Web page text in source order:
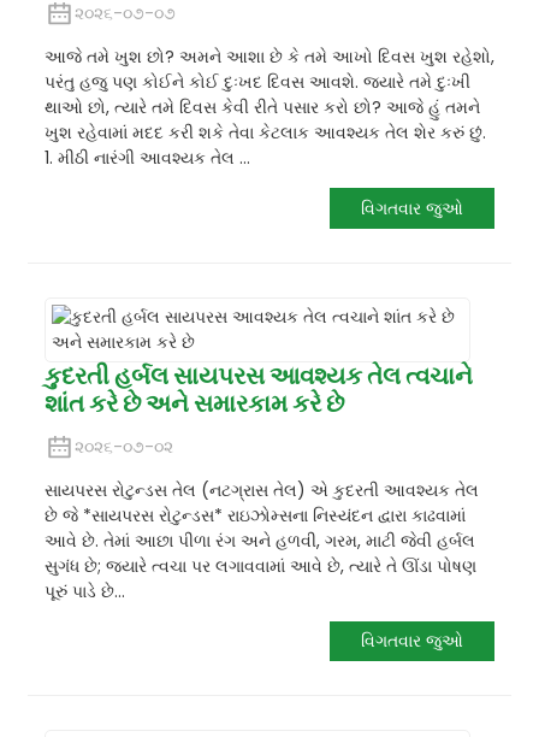
૨૦૨૬-૦૭-૦૭
આજે તમે ખુશ છો? અમને આશા છે કે તમે આખો દિવસ ખુશ રહેશો,
પરંતુ હજુ પણ કોઈને કોઈ દુઃખદ દિવસ આવશે. જ્યારે તમે દુઃખી
થાઓ છો, ત્યારે તમે દિવસ કેવી રીતે પસાર કરો છો? આજે હું તમને
ખુશ રહેવામાં મદદ કરી શકે તેવા કેટલાક આવશ્યક તેલ શેર કરું છું.
1. મીઠી નારંગી આવશ્યક તેલ ...
વિગતવાર જુઓ
કુદરતી હર્બલ સાયપરસ આવશ્યક તેલ ત્વચાને
શાંત કરે છે અને સમારકામ કરે છે
૨૦૨૬-૦૭-૦૨
સાયપરસ રોટુન્ડસ તેલ (નટગ્રાસ તેલ) એ કુદરતી આવશ્યક તેલ
છે જે *સાયપરસ રોટુન્ડસ* રાઇઝોમ્સના નિસ્યંદન દ્વારા કાઢવામાં
આવે છે. તેમાં આછા પીળા રંગ અને હળવી, ગરમ, માટી જેવી હર્બલ
સુગંધ છે; જ્યારે ત્વચા પર લગાવવામાં આવે છે, ત્યારે તે ઊંડા પોષણ
પૂરું પાડે છે...
વિગતવાર જુઓ